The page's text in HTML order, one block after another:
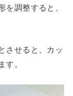
を調整すると、
させると、カッ
す。